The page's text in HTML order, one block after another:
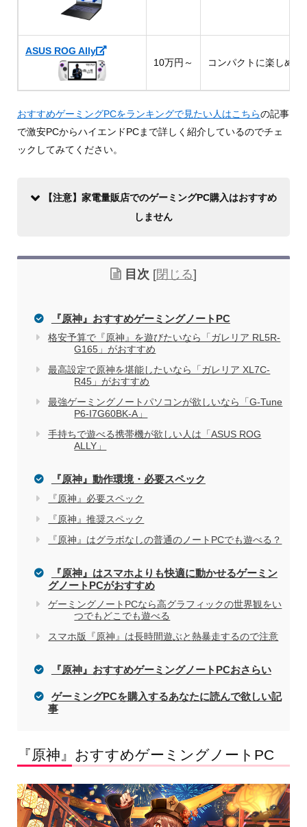
ASUS ROG Ally
10万円～
コンパクトに楽しめる
おすすめゲーミングPCをランキングで見たい人はこちらの記事
で激安PCからハイエンドPCまで詳しく紹介しているのでチェ
ックしてみてください。
【注意】家電量販店でのゲーミングPC購入はおすすめ
しません
関連記事
電気屋や家電量販店でのパソコン購入を
おすすめしない理由
目次 [閉じる]
『原神』おすすめゲーミングノートPC
格安予算で『原神』を遊びたいなら「ガレリア RL5R-
G165」がおすすめ
最高設定で原神を堪能したいなら「ガレリア XL7C-
R45」がおすすめ
最強ゲーミングノートパソコンが欲しいなら「G-Tune
P6-I7G60BK-A」
手持ちで遊べる携帯機が欲しい人は「ASUS ROG
ALLY」
『原神』動作環境・必要スペック
『原神』必要スペック
『原神』推奨スペック
『原神』はグラボなしの普通のノートPCでも遊べる？
『原神』はスマホよりも快適に動かせるゲーミン
グノートPCがおすすめ
ゲーミングノートPCなら高グラフィックの世界観をい
つでもどこでも遊べる
スマホ版『原神』は長時間遊ぶと熱暴走するので注意
『原神』おすすめゲーミングノートPCおさらい
ゲーミングPCを購入するあなたに読んで欲しい記
事
『原神』おすすめゲーミングノートPC